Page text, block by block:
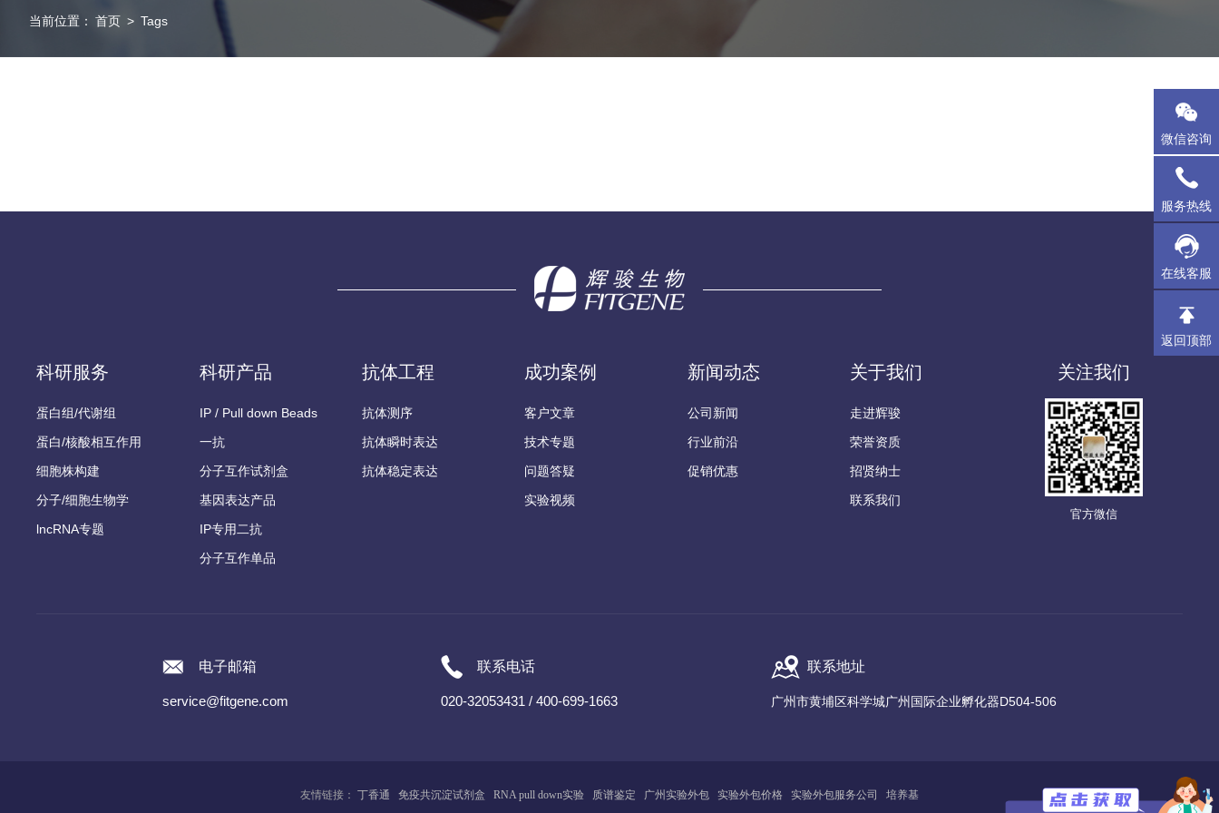
当前位置： 首页 > Tags
科研服务
蛋白组/代谢组
蛋白/核酸相互作用
细胞株构建
分子/细胞生物学
lncRNA专题
科研产品
IP / Pull down Beads
一抗
分子互作试剂盒
基因表达产品
IP专用二抗
分子互作单品
抗体工程
抗体测序
抗体瞬时表达
抗体稳定表达
成功案例
客户文章
技术专题
问题答疑
实验视频
新闻动态
公司新闻
行业前沿
促销优惠
关于我们
走进辉骏
荣誉资质
招贤纳士
联系我们
关注我们
官方微信
电子邮箱
service@fitgene.com
联系电话
020-32053431 / 400-699-1663
联系地址
广州市黄埔区科学城广州国际企业孵化器D504-506
友情链接： 丁香通 免疫共沉淀试剂盒 RNA pull down实验 质谱鉴定 广州 实验外包 实验外包价格 实验外包服务公司 培养基
微信咨询
服务热线
在线客服
返回顶部